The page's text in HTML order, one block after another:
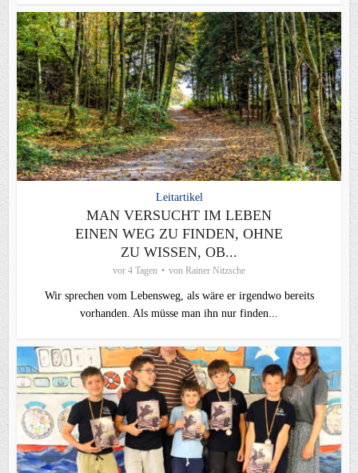
Leitartikel
MAN VERSUCHT IM LEBEN
EINEN WEG ZU FINDEN, OHNE
ZU WISSEN, OB...
vor 4 Tagen von Rainer Nitzsche
Wir sprechen vom Lebensweg, als wäre er irgendwo bereits
vorhanden. Als müsse man ihn nur finden...